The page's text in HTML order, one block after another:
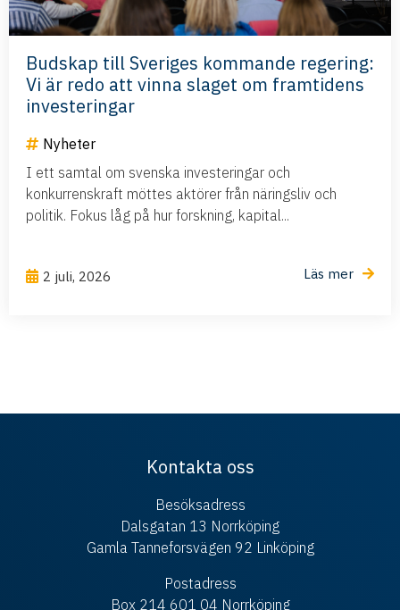
Budskap till Sveriges kommande regering:
Vi är redo att vinna slaget om framtidens
investeringar
Nyheter
I ett samtal om svenska investeringar och
konkurrenskraft möttes aktörer från näringsliv och
politik. Fokus låg på hur forskning, kapital...
2 juli, 2026 Läs mer
Kontakta oss
Besöksadress
Dalsgatan 13 Norrköping
Gamla Tanneforsvägen 92 Linköping
Postadress
Box 214 601 04 Norrköping